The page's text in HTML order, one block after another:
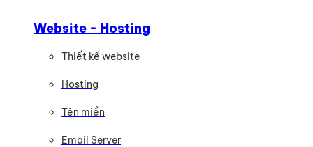
Website - Hosting
Thiết kế website
Hosting
Tên miền
Email Server